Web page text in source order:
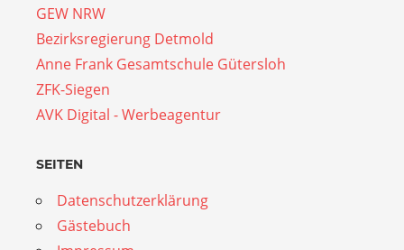
GEW NRW
Bezirksregierung Detmold
Anne Frank Gesamtschule Gütersloh
ZFK-Siegen
AVK Digital - Werbeagentur
SEITEN
Datenschutzerklärung
Gästebuch